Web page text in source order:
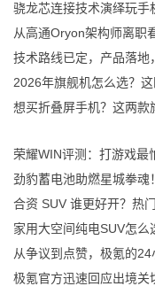
骁龙芯连接技术演绎玩手
从高通Oryon架构师离职
技术路线已定，产品落地
2026年旗舰机怎么选？
想买折叠屏手机？这两款
荣耀WIN评测：打游戏最
劲豹蓄电池助燃星城拳魂
合资 SUV 谁更好开？热
家用大空间纯电SUV怎么
从争议到点赞，极氪的
极氪官方迅速回应出境关